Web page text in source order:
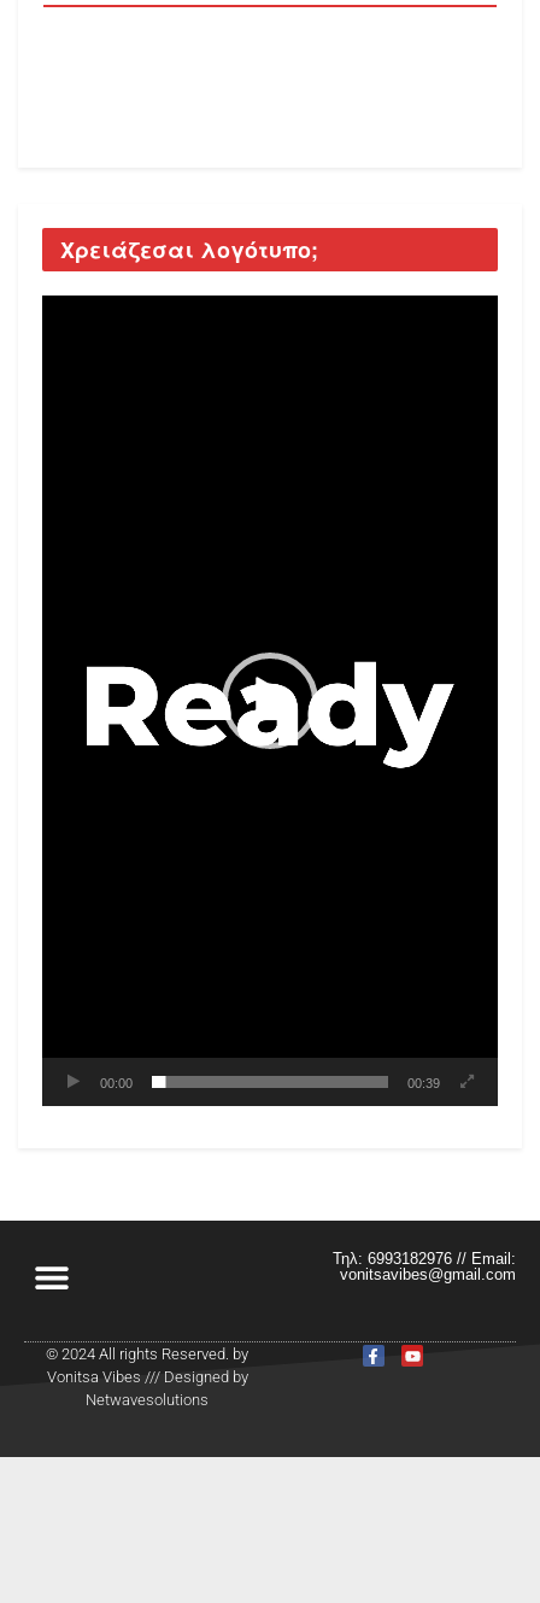
Χρειάζεσαι λογότυπο;
00:00 00:39
Τηλ: 6993182976 // Email:
vonitsavibes@gmail.com
© 2024 All rights Reserved. by
Vonitsa Vibes /// Designed by
Netwavesolutions